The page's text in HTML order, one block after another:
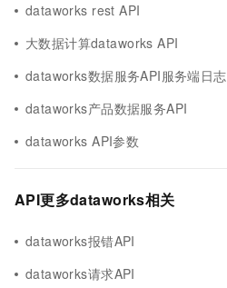
dataworks rest API
大数据计算dataworks API
dataworks数据服务API服务端日志
dataworks产品数据服务API
dataworks API参数
API更多dataworks相关
dataworks报错API
dataworks请求API